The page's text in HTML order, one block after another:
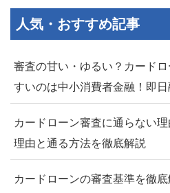
人気・おすすめ記事
審査の甘い・ゆるい？カード
すいのは中小消費者金融！即
カードローン審査に通らない
理由と通る方法を徹底解説
カードローンの審査基準を徹